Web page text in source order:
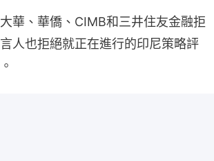
華、華僑、CIMB和三井住友金融拒
人也拒絕就正在進行的印尼策略評